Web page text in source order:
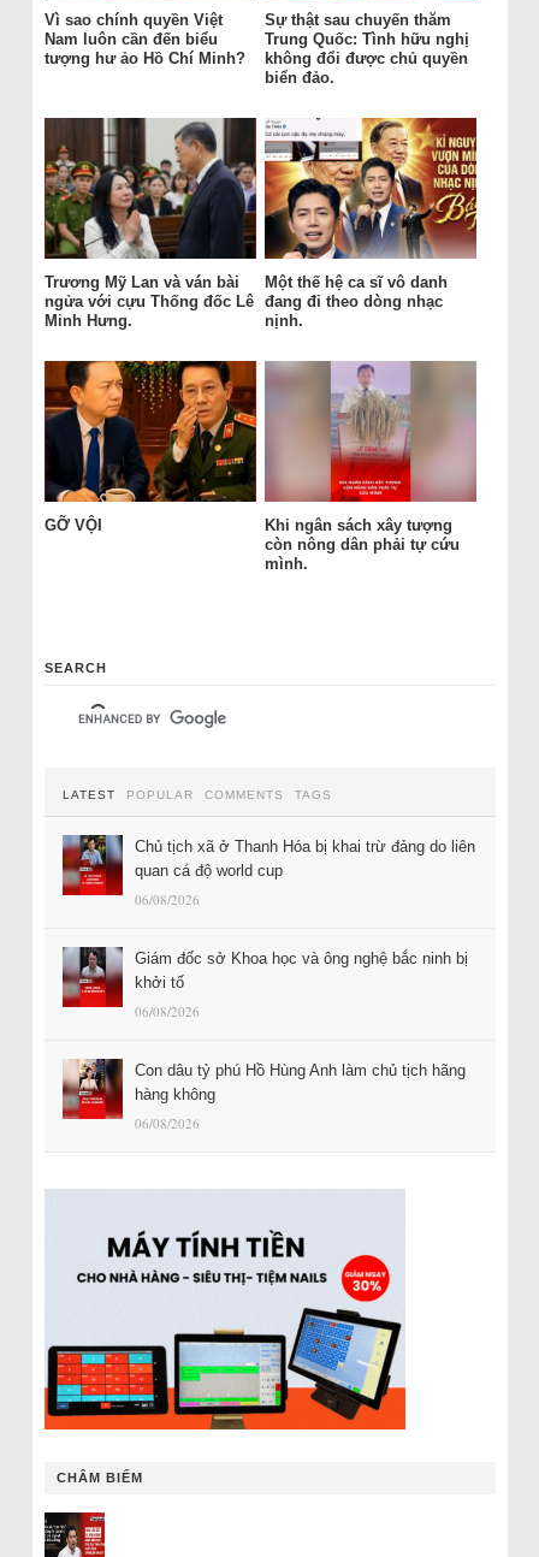
Vì sao chính quyền Việt
Nam luôn cần đến biểu
tượng hư ảo Hồ Chí Minh?
Sự thật sau chuyến thăm
Trung Quốc: Tình hữu nghị
không đổi được chủ quyền
biển đảo.
Trương Mỹ Lan và ván bài
ngửa với cựu Thống đốc Lê
Minh Hưng.
Một thế hệ ca sĩ vô danh
đang đi theo dòng nhạc
nịnh.
GỠ VỘI
Khi ngân sách xây tượng
còn nông dân phải tự cứu
mình.
SEARCH
LATEST POPULAR COMMENTS TAGS
Chủ tịch xã ở Thanh Hóa bị khai trừ đảng do liên
quan cá độ world cup
06/08/2026
Giám đốc sở Khoa học và ông nghệ bắc ninh bị
khởi tố
06/08/2026
Con dâu tỷ phú Hồ Hùng Anh làm chủ tịch hãng
hàng không
06/08/2026
CHÂM BIẾM